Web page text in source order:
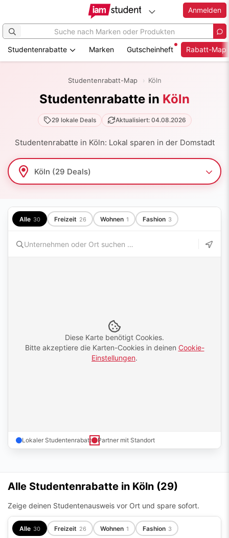
Anmelden
Studentenrabatte Marken Gutscheinheft Rabatt-Map
Studentenrabatt-Map Köln
Studentenrabatte in Köln
29 lokale Deals Aktualisiert: 04.08.2026
Studentenrabatte in Köln: Lokal sparen in der Domstadt
Alle 30 Freizeit 26 Wohnen 1 Fashion 3
Diese Karte benötigt Cookies.
Bitte akzeptiere die Karten-Cookies in deinen Cookie-
Einstellungen.
Lokaler Studentenrabatt Partner mit Standort
Alle Studentenrabatte in Köln (29)
Zeige deinen Studentenausweis vor Ort und spare sofort.
Alle 30 Freizeit 26 Wohnen 1 Fashion 3